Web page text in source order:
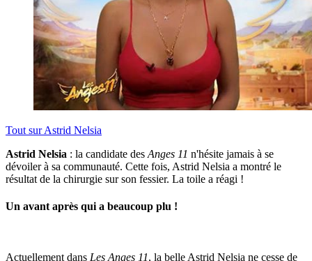
Tout surAstrid Nelsia
Astrid Nelsia : la candidate des Anges 11 n'hésite jamais à se
dévoiler à sa communauté. Cette fois, Astrid Nelsia a montré le
résultat de la chirurgie sur son fessier. La toile a réagi !
Un avant après qui a beaucoup plu !
Actuellement dans Les Anges 11, la belle Astrid Nelsia ne cesse de